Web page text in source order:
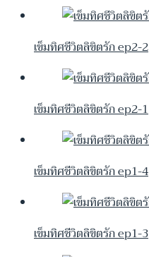
เข็มทิศชีวิตลิขิตรัก ep2-2
เข็มทิศชีวิตลิขิตรัก ep2-1
เข็มทิศชีวิตลิขิตรัก ep1-4
เข็มทิศชีวิตลิขิตรัก ep1-3